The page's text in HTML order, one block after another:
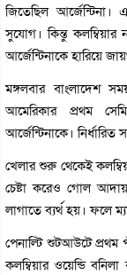
জিতেছিল আর্জেন্টিনা।
সুযোগ। কিন্তু
আর্জেন্টিনাকে হারিয়ে
মঙ্গলবার বাংলাদেশ
আমেরিকার প্রথম
আর্জেন্টিনাকে।
খেলার শুরু থেকেই
চেষ্টা করেও গোল
লাগাতে ব্যর্থ হয়। ফলে
পেনাল্টি শুটআউটে প্রথম
কলম্বিয়ার ওয়েন্ডি